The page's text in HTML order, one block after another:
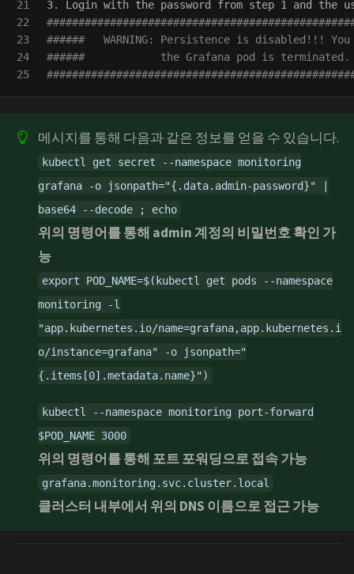
21
22
23
24
######   WARNING: Persistence is disabled!!!
######            the Grafana pod is
메시지를 통해 다음과 같은 정보를 얻을 수 있습니다.
kubectl get secret --namespace monitoring
grafana -o jsonpath="{.data.admin-password}" |
base64 --decode ; echo
위의 명령어를 통해 admin 계정의 비밀번호 확인 가
능
export POD_NAME=$(kubectl get pods --namespace
monitoring -l
"app.kubernetes.io/name=grafana,app.kubernetes.i
o/instance=grafana" -o jsonpath="
{.items[0].metadata.name}")
kubectl --namespace monitoring port-forward
$POD_NAME 3000
위의 명령어를 통해 포트 포워딩으로 접속 가능
grafana.monitoring.svc.cluster.local
클러스터 내부에서 위의 DNS 이름으로 접근 가능